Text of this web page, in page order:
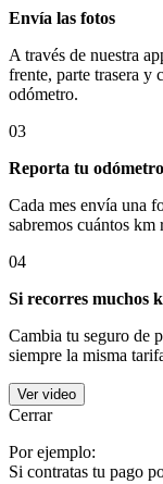
Envía las fotos
A través de nuestra
frente, parte trasera y
odómetro.
03
Reporta tu odómetro
Cada mes envía una
sabremos cuántos km
04
Si recorres muchos
Cambia tu seguro de
siempre la misma
Ver video
Cerrar
Por ejemplo:
Si contratas tu pago